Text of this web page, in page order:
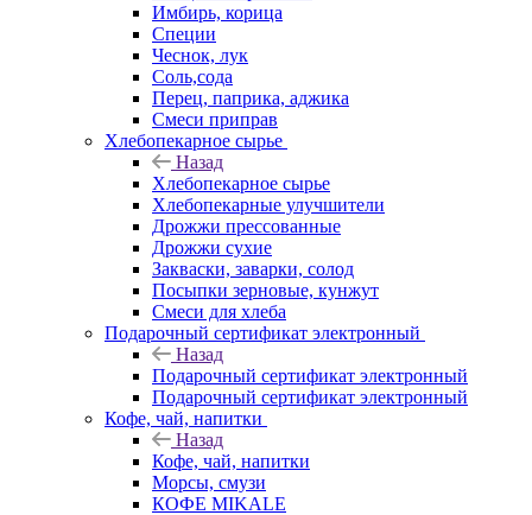
Имбирь, корица
Специи
Чеснок, лук
Соль,сода
Перец, паприка, аджика
Смеси приправ
Хлебопекарное сырье
Назад
Хлебопекарное сырье
Хлебопекарные улучшители
Дрожжи прессованные
Дрожжи сухие
Закваски, заварки, солод
Посыпки зерновые, кунжут
Смеси для хлеба
Подарочный сертификат электронный
Назад
Подарочный сертификат электронный
Подарочный сертификат электронный
Кофе, чай, напитки
Назад
Кофе, чай, напитки
Морсы, смузи
КОФЕ MIKALE